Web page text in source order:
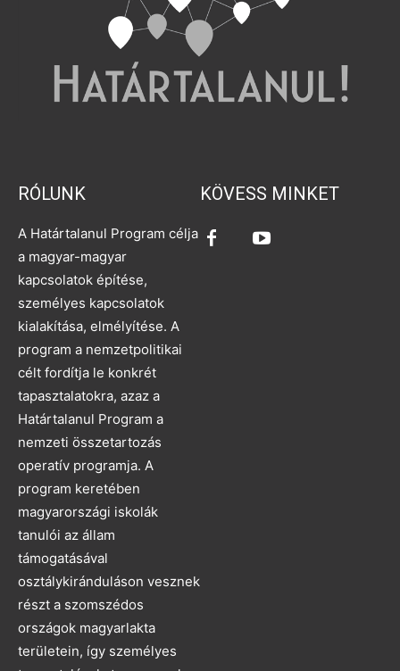
RÓLUNK
A Határtalanul Program célja
a magyar-magyar
kapcsolatok építése,
személyes kapcsolatok
kialakítása, elmélyítése. A
program a nemzetpolitikai
célt fordítja le konkrét
tapasztalatokra, azaz a
Határtalanul Program a
nemzeti összetartozás
operatív programja. A
program keretében
magyarországi iskolák
tanulói az állam
támogatásával
osztálykiránduláson vesznek
részt a szomszédos
országok magyarlakta
területein, így személyes
KÖVESS MINKET